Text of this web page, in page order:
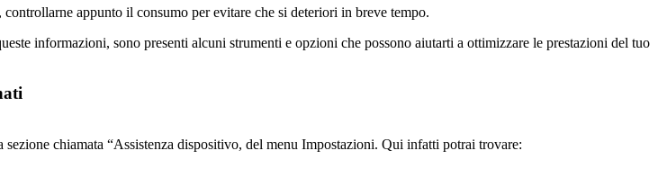
appunto il consumo per evitare che si deteriori in breve tempo.
informazioni, sono presenti alcuni strumenti e opzioni che possono aiutarti a ottimizzare le prestazioni del tuo
chiamata “Assistenza dispositivo, del menu Impostazioni. Qui infatti potrai trovare: